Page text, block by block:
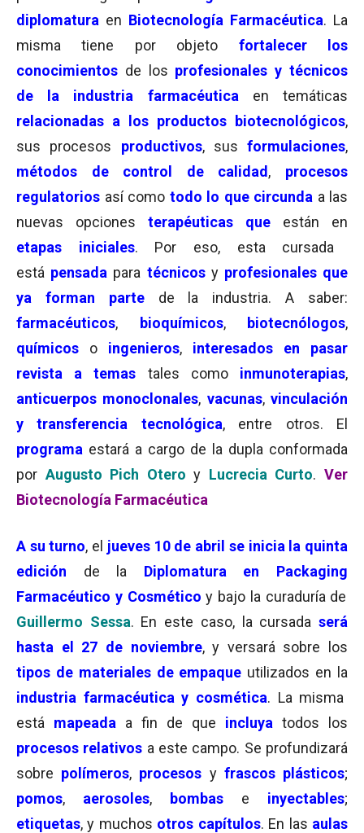
diplomatura en Biotecnología Farmacéutica. La
misma tiene por objeto fortalecer los
conocimientos de los profesionales y técnicos
de la industria farmacéutica en temáticas
relacionadas a los productos biotecnológicos,
sus procesos productivos, sus formulaciones,
métodos de control de calidad , procesos
regulatorios así como todo lo que circunda a las
nuevas opciones terapéuticas que están en
etapas iniciales. Por eso, esta cursada
está pensada para técnicos y profesionales que
ya forman
parte
de la industria. A saber:
farmacéuticos, bioquímicos, biotecnólogos,
químicos o ingenieros, interesados en pasar
revista a temas tales como inmunoterapias,
anticuerpos monoclonales, vacunas,vinculación
y transferencia tecnológica, entre otros. El
programa estará a cargo de la dupla conformada
por Augusto Pich Otero y Lucrecia Curto. Ver
Biotecnología Farmacéutica
A su turno, el jueves 10 de abril se inicia la quinta
edición de la Diplomatura en Packaging
Farmacéutico y Cosmético y bajo la curaduría de
Guillermo Sessa. En este caso, la cursadaserá
hasta el 27 de noviembre, y versará sobre los
tipos de materiales de empaque utilizados en la
industria farmacéutica y cosmética. La misma
está mapeada a fin de que incluya todos los
procesos relativos a este campo. Se profundizará
sobre polímeros, procesos y frascos plásticos;
pomos, aerosoles, bombas e inyectables;
etiquetas, y muchos otros capítulos. En las aulas